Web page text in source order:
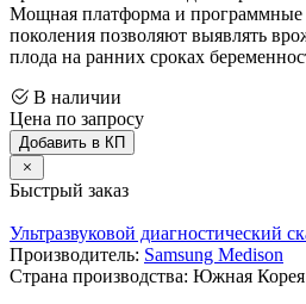
Мощная платформа и программные
поколения позволяют выявлять
плода на ранних сроках
В наличии
Цена по запросу
Добавить в КП
Быстрый заказ
Ультразвуковой диагностический
Производитель: Samsung Medison
Страна производства: Южная Корея